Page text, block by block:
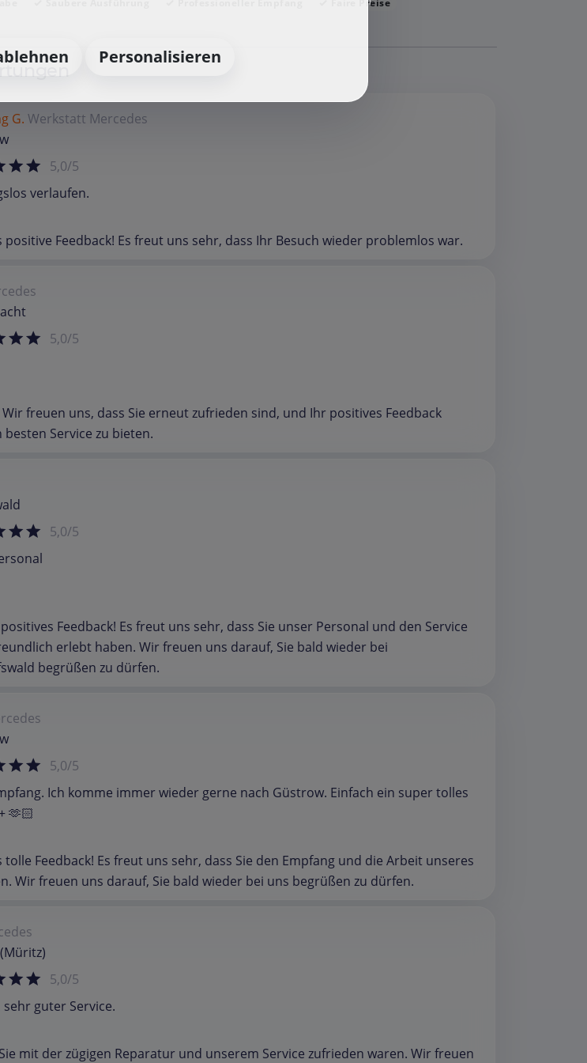
Saubere Ausführung Professioneller Empfang
Faire Preise
G. Werkstatt Mercedes
5,0/5
verlaufen.
Feedback! Es freut uns sehr, dass Ihr Besuch wieder problemlos war.
5,0/5
freuen uns, dass Sie erneut zufrieden sind, und Ihr positives Feedback
Service zu bieten.
5,0/5
Feedback! Es freut uns sehr, dass Sie unser Personal und den Service
erlebt haben. Wir freuen uns darauf, Sie bald wieder bei
begrüßen zu dürfen.
5,0/5
Ich komme immer wieder gerne nach Güstrow. Einfach ein super tolles
🫶🏻
Feedback! Es freut uns sehr, dass Sie den Empfang und die Arbeit unseres
Wir freuen uns darauf, Sie bald wieder bei uns begrüßen zu dürfen.
5,0/5
guter Service.
mit der zügigen Reparatur und unserem Service zufrieden waren. Wir freuen
Personalisieren